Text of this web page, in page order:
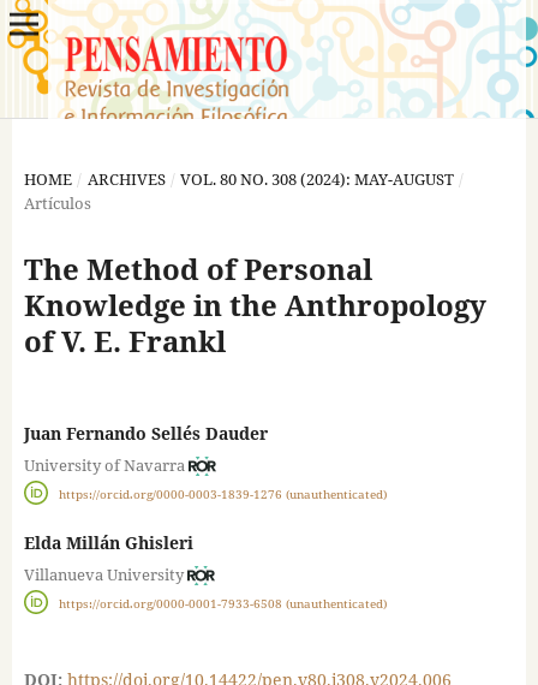
HOME / ARCHIVES / VOL. 80 NO. 308 (2024): MAY-AUGUST /
Artículos
The Method of Personal
Knowledge in the Anthropology
of V. E. Frankl
Juan Fernando Sellés Dauder
University of Navarra
https://orcid.org/0000-0003-1839-1276 (unauthenticated)
Elda Millán Ghisleri
Villanueva University
https://orcid.org/0000-0001-7933-6508 (unauthenticated)
DOI: https://doi.org/10.14422/pen.v80.i308.y2024.006